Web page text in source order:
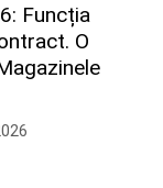
Funcția
O